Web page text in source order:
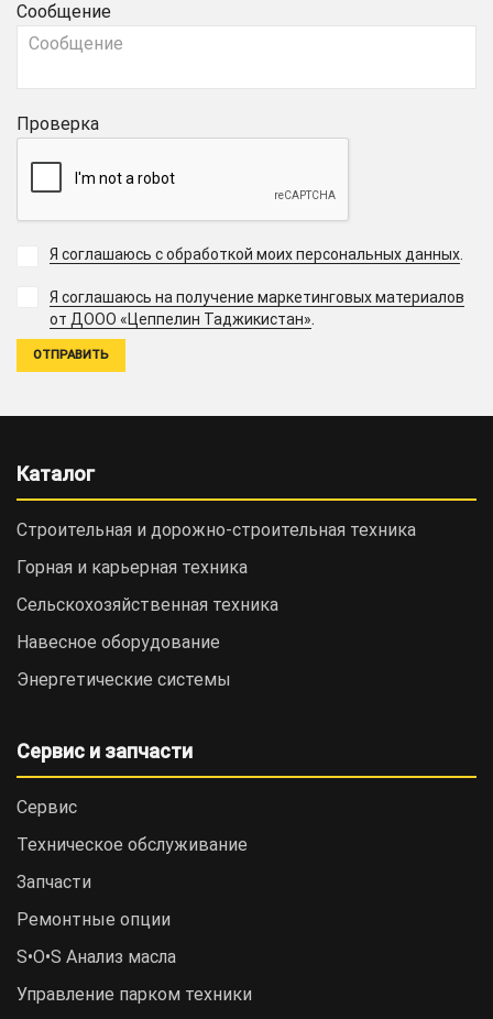
Сообщение
Проверка
Я соглашаюсь с обработкой моих персональных данных.
Я соглашаюсь на получение маркетинговых материалов
от ДООО «Цеппелин Таджикистан».
Каталог
Строительная и дорожно-cтроительная техника
Горная и карьерная техника
Сельскохозяйственная техника
Навесное оборудование
Энергетические системы
Сервис и запчасти
Сервис
Техническое обслуживание
Запчасти
Ремонтные опции
S•O•S Анализ масла
Управление парком техники